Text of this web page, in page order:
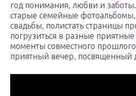
год понимания, любви и
старые семейные
свадьбы, полистать страницы
погрузиться в разные
моменты совместного
приятный вечер, посвященный